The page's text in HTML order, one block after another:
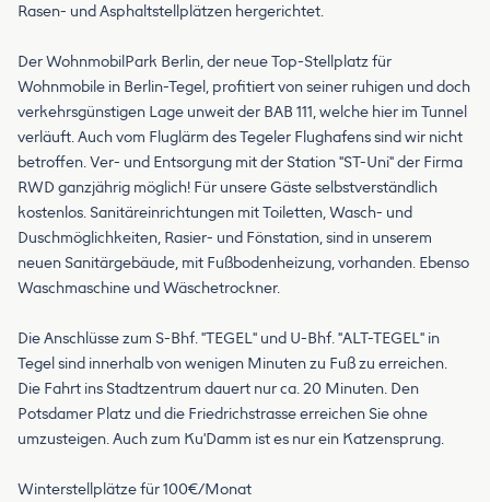
Rasen- und Asphaltstellplätzen hergerichtet.
Der WohnmobilPark Berlin, der neue Top-Stellplatz für
Wohnmobile in Berlin-Tegel, profitiert von seiner ruhigen und doch
verkehrsgünstigen Lage unweit der BAB 111, welche hier im Tunnel
verläuft. Auch vom Fluglärm des Tegeler Flughafens sind wir nicht
betroffen. Ver- und Entsorgung mit der Station "ST-Uni" der Firma
RWD ganzjährig möglich! Für unsere Gäste selbstverständlich
kostenlos. Sanitäreinrichtungen mit Toiletten, Wasch- und
Duschmöglichkeiten, Rasier- und Fönstation, sind in unserem
neuen Sanitärgebäude, mit Fußbodenheizung, vorhanden. Ebenso
Waschmaschine und Wäschetrockner.
Die Anschlüsse zum S-Bhf. "TEGEL" und U-Bhf. "ALT-TEGEL" in
Tegel sind innerhalb von wenigen Minuten zu Fuß zu erreichen.
Die Fahrt ins Stadtzentrum dauert nur ca. 20 Minuten. Den
Potsdamer Platz und die Friedrichstrasse erreichen Sie ohne
umzusteigen. Auch zum Ku'Damm ist es nur ein Katzensprung.
Winterstellplätze für 100€/Monat